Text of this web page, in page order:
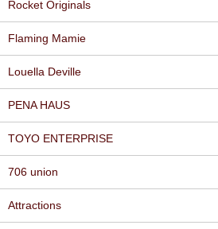
Rocket Originals
Flaming Mamie
Louella Deville
PENA HAUS
TOYO ENTERPRISE
706 union
Attractions